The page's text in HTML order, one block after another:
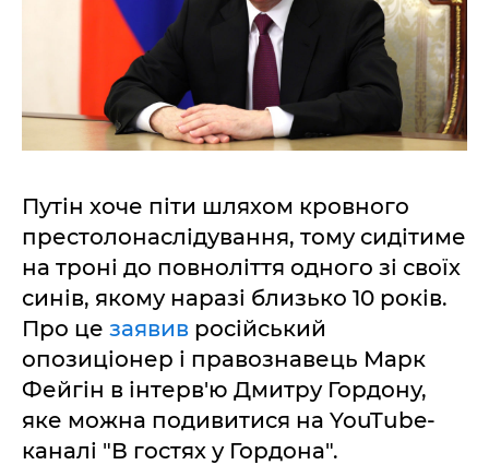
Путін хоче піти шляхом кровного
престолонаслідування, тому сидітиме
на троні до повноліття одного зі своїх
синів, якому наразі близько 10 років.
Про це заявив російський
опозиціонер і правознавець Марк
Фейгін в інтерв'ю Дмитру Гордону,
яке можна подивитися на YouTube-
каналі "В гостях у Гордона".